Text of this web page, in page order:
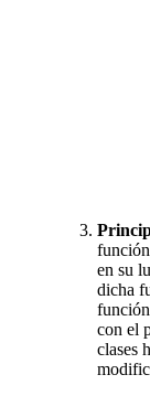
en su
dicha
con el
clases